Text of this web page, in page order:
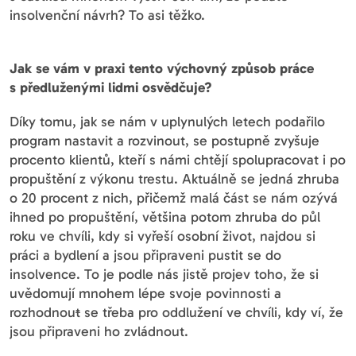
insolvenční návrh? To asi těžko.
Jak se vám v praxi tento výchovný způsob práce
s předluženými lidmi osvědčuje?
Díky tomu, jak se nám v uplynulých letech podařilo
program nastavit a rozvinout, se postupně zvyšuje
procento klientů, kteří s námi chtějí spolupracovat i po
propuštění z výkonu trestu. Aktuálně se jedná zhruba
o 20 procent z nich, přičemž malá část se nám ozývá
ihned po propuštění, většina potom zhruba do půl
roku ve chvíli, kdy si vyřeší osobní život, najdou si
práci a bydlení a jsou připraveni pustit se do
insolvence. To je podle nás jistě projev toho, že si
uvědomují mnohem lépe svoje povinnosti a
rozhodnout se třeba pro oddlužení ve chvíli, kdy ví, že
jsou připraveni ho zvládnout.